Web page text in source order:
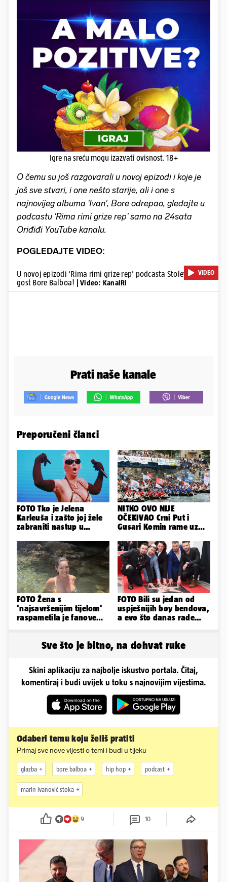
Igre na sreću mogu izazvati ovisnost. 18+
O čemu su još razgovarali u novoj epizodi i koje je
još sve stvari, i one nešto starije, ali i one s
najnovijeg albuma 'Ivan', Bore odrepao, gledajte u
podcastu 'Rima rimi grize rep' samo na 24sata
Oriđiđi YouTube kanalu.
POGLEDAJTE VIDEO:
VIDEO
U novoj epizodi 'Rima rimi grize rep' podcasta Stoletu je
gost Bore Balboa!
| Video: KanalRi
Prati naše kanale
Preporučeni članci
FOTO Tko je Jelena
Karleuša i zašto joj žele
zabraniti nastup u
govorila...
NITKO OVO NIJE
OČEKIVAO Crni Put i
Gusari Komin rame uz
lađa
FOTO Žena s
'najsavršenijim tijelom'
raspametila je fanove
FOTO Bili su jedan od
uspješnijih boy bendova,
a evo što danas rade
Sve što je bitno, na dohvat ruke
Skini aplikaciju za najbolje iskustvo portala. Čitaj,
komentiraj i budi uvijek u toku s najnovijim vijestima.
Odaberi temu koju želiš pratiti
Primaj sve nove vijesti o temi i budi u tijeku
glazba bore balboa hip hop podcast
marin ivanović stoka
9 10